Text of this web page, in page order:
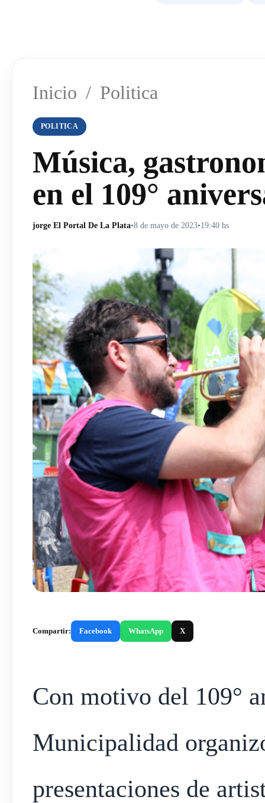
Inicio / Politica
POLITICA
Música,
en el 109°
jorge El Portal De La Plata•8 de mayo de 2023•19:40 hs
Compartir: Facebook WhatsApp X
Con motivo del 109°
Municipalidad
presentaciones de